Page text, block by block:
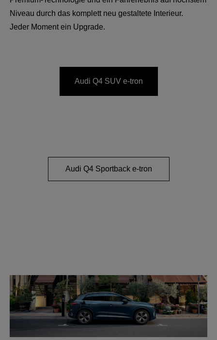
Niveau durch das komplett neu gestaltete Interieur.
Jeder Moment ein Upgrade.
Audi Q4 SUV e-tron
Audi Q4 Sportback e-tron